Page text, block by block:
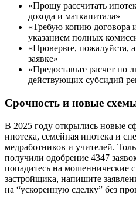
«Прошу рассчитать
дохода и маткапитала»
«Требую копию договора
указанием полных
«Проверьте, пожалуйста,
заявке»
«Предоставьте расчет по
действующих субсидий
Срочность и новые
В 2025 году открылись новые
ипотека, семейная ипотека и
медработников и учителей.
получили одобрение 4347
попадитесь на мошеннические
застройщика, напишите
на “ускоренную сделку” без